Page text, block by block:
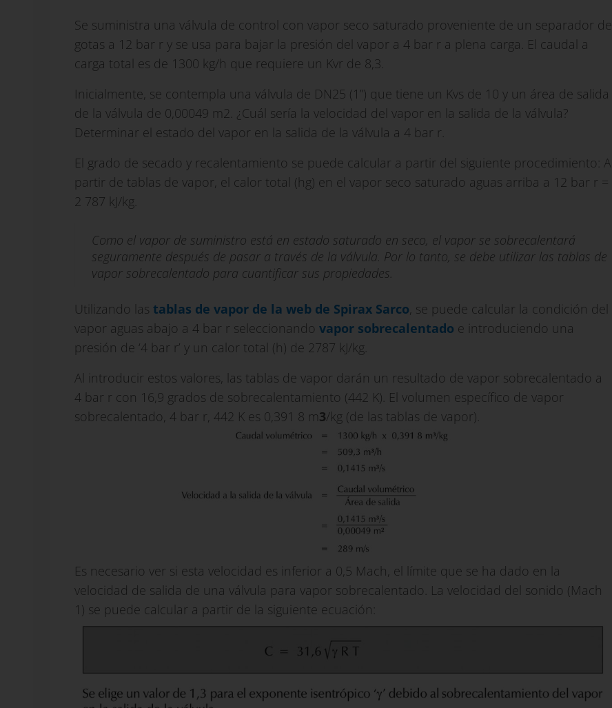
Se suministra una válvula de control con vapor seco saturado proveniente de un separador de
gotas a 12 bar r y se usa para bajar la presión del vapor a 4 bar r a plena carga. El caudal a
carga total es de 1300 kg/h que requiere un Kvr de 8,3.
Inicialmente, se contempla una válvula de DN25 (1”) que tiene un Kvs de 10 y un área de salida
de la válvula de 0,00049 m2. ¿Cuál sería la velocidad del vapor en la salida de la válvula?
Determinar el estado del vapor en la salida de la válvula a 4 bar r.
El grado de secado y recalentamiento se puede calcular a partir del siguiente procedimiento: A
partir de tablas de vapor, el calor total (hg) en el vapor seco saturado aguas arriba a 12 bar r =
2 787 kJ/kg.
Como el vapor de suministro está en estado saturado en seco, el vapor se sobrecalentará
seguramente después de pasar a través de la válvula. Por lo tanto, se debe utilizar las tablas de
vapor sobrecalentado para cuantificar sus propiedades.
Utilizando las tablas de vapor de la web de Spirax Sarco , se puede calcular la condición del
vapor aguas abajo a 4 bar r seleccionando vapor sobrecalentado e introduciendo una
presión de ‘4 bar r’ y un calor total (h) de 2787 kJ/kg.
Al introducir estos valores, las tablas de vapor darán un resultado de vapor sobrecalentado a
4 bar r con 16,9 grados de sobrecalentamiento (442 K). El volumen específico de vapor
sobrecalentado, 4 bar r, 442 K es 0,391 8 m3/kg (de las tablas de vapor).
Es necesario ver si esta velocidad es inferior a 0,5 Mach, el límite que se ha dado en la
velocidad de salida de una válvula para vapor sobrecalentado. La velocidad del sonido (Mach
1) se puede calcular a partir de la siguiente ecuación: